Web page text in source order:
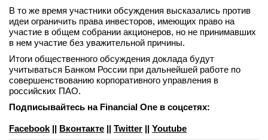
В то же время участники обсуждения высказались против
идеи ограничить права инвесторов, имеющих право на
участие в общем собрании акционеров, но не принимавших
в нем участие без уважительной причины.
Итоги общественного обсуждения доклада будут
учитываться Банком России при дальнейшей работе по
совершенствованию корпоративного управления в
российских ПАО.
Подписывайтесь на Financial One в соцсетях:
Facebook || Вконтакте || Twitter || Youtube